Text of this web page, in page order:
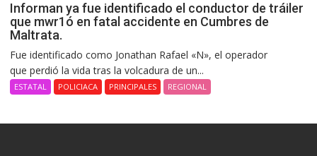
Informan ya fue identificado el conductor de tráiler
que mwr1ó en fatal accidente en Cumbres de
Maltrata.
Fue identificado como Jonathan Rafael «N», el operador
que perdió la vida tras la volcadura de un...
ESTATAL POLICIACA PRINCIPALES REGIONAL